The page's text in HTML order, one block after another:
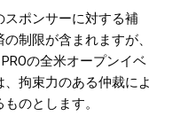
スポンサーに対する補
制限が含まれますが、
の全米オープンイベ
拘束力のある仲裁によ
のとします。